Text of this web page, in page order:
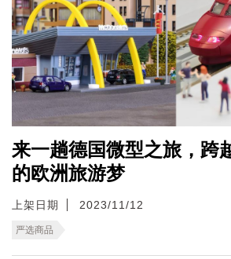
来一趟德国微型之旅，跨
的欧洲旅游梦
上架日期 2023/11/12
严选商品